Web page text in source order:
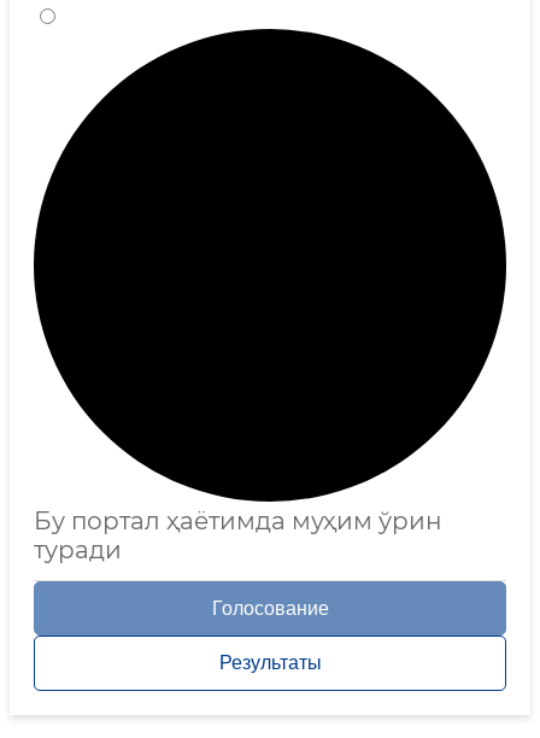
Бу портал ҳаётимда муҳим ўрин
туради
Голосование
Результаты